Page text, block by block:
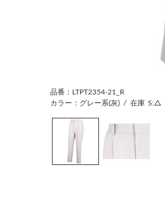
品番：LTPT2354-21_R
カラー：グレー系(灰) / 在庫 S:△